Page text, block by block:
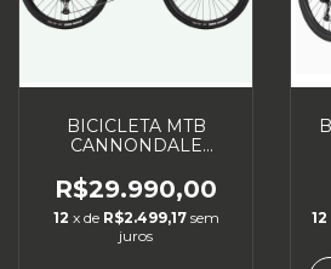
BICICLETA MTB
CANNONDALE
R$29.990,00
12 x de R$2.499,17 sem
juros
12